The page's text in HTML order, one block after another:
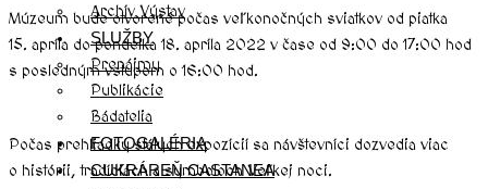
Archív Výstav
SLUŽBY
Prenájmy
Publikácie
Bádatelia
FOTOGALÉRIA
CUKRÁREŇ CASTANEA
Múzeum bude otvorené počas veľkonočných sviatkov od piatka
15. apríla do pondelka 18. apríla 2022 v čase od 9:00 do 17:00 hod
s posledným vstupom o 16:00 hod.
Počas prehliadky stálych expozícií sa návštevníci dozvedia viac
o histórii, tradíciách a symboloch Veľkej noci.